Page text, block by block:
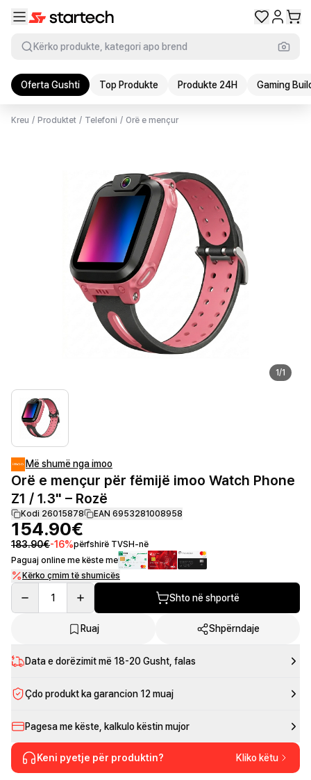
Kërko produkte, kategori apo brend
Oferta Gushti Top Produkte Produkte 24H Gaming
Kreu / Produktet / Telefoni / Orë e mençur
1/1
Më shumë nga imoo
Orë e mençur për fëmijë imoo Watch Phone
Z1 / 1.3" – Rozë
Kodi 26015878 EAN 6953281008958
154.90€
183.90€-16%përfshirë TVSH-në
Paguaj online me këste me
Kërko çmim të shumicës
1 Shto në shportë
Ruaj Shpërndaje
Data e dorëzimit më 18-20 Gusht , falas
Çdo produkt ka garancion 12 muaj
Pagesa me këste, kalkulo këstin mujor
Keni pyetje për produktin? Kliko këtu